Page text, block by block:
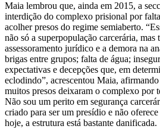
Maia lembrou que, ainda em 2015, a
interdição do complexo prisional por
acolher presos do regime semiaberto.
não só a superpopulação carcerária, mas
assessoramento jurídico e a demora na
brigas entre grupos; falta de água;
expectativas e decepções que, em
eclodindo”, acrescentou Maia,
muitos presos deixaram o complexo por
Não sou um perito em segurança
criado para ser um presídio e não
hoje, a estrutura está bastante danificada.